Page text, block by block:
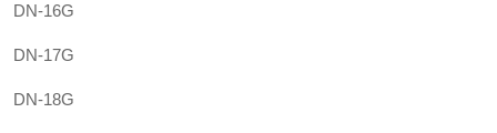
DN-16G
DN-17G
DN-18G